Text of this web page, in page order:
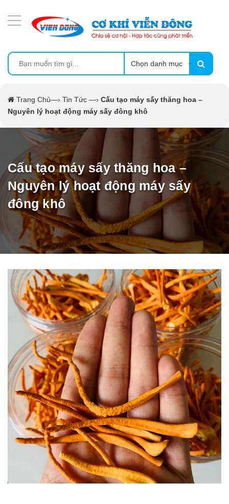
Chọn danh mục
Trang Chủ—› Tin Tức —› Cấu tạo máy sấy thăng hoa –
Nguyên lý hoạt động máy sấy đông khô
Cấu tạo máy sấy thăng hoa –
Nguyên lý hoạt động máy sấy
đông khô
MÁY SẤY THỰC PHẨM CÔNG NGHIỆP
MÁY ÉP MÍA TẠO BỌT
LÒ SẤY
CẨM NANG
THIẾT BỊ NHÀ BẾP
THIẾT BỊ NHÀ BẾP CAO CẤP
MÁY CHẾ BIẾN NÔNG SẢN
THIẾT BỊ LÀM ĐỒ ĂN NHANH
THIẾT BỊ LÀM BÁNH
MÁY ĐÓNG GÓI THỰC PHẨM
THIẾT BỊ LẠNH
THIẾT BỊ BẾP CÔNG NGHIỆP
UNCATEGORIZED